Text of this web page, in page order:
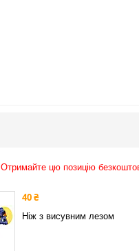
Отримайте цю позицію
40 ₴
Ніж з висувним лезом